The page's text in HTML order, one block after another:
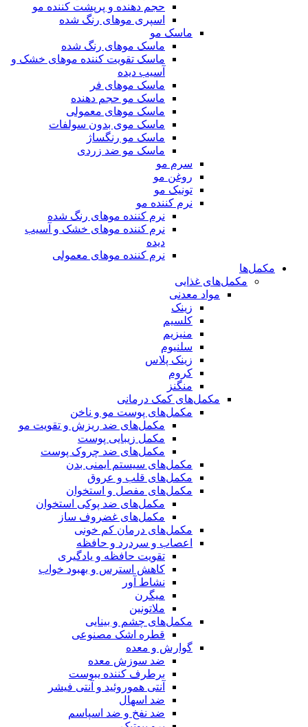
حجم دهنده و پرپشت کننده مو
اسپری موهای رنگ شده
ماسک مو
ماسک موهای رنگ شده
ماسک تقویت کننده موهای خشک و
آسیب دیده
ماسک موهای فر
ماسک مو حجم دهنده
ماسک موهای معمولی
ماسک موی بدون سولفات
ماسک مو رنگساژ
ماسک مو ضد زردی
سرم مو
روغن مو
تونیک مو
نرم کننده مو
نرم کننده موهای رنگ شده
نرم کننده موهای خشک و آسیب
دیده
نرم کننده موهای معمولی
مکمل‌ها
مکمل‌های غذایی
مواد معدنی
زینک
کلسیم
منیزیم
سلنیوم
زینک پلاس
کروم
منگنز
مکمل‌های کمک درمانی
مکمل‌های پوست مو و ناخن
مکمل‌های ضد ریزش و تقویت مو
مکمل زیبایی پوست
مکمل‌های ضد چروک پوست
مکمل‌های سیستم ایمنی بدن
مکمل‌های قلب و عروق
مکمل‌های مفصل و استخوان
مکمل‌های ضد پوکی استخوان
مکمل‌های غضروف ساز
مکمل‌های درمان کم خونی
اعصاب و سردرد و حافظه
تقویت حافظه و یادگیری
کاهش استرس و بهبود خواب
نشاط آور
میگرن
ملاتونین
مکمل‌های چشم و بینایی
قطره اشک مصنوعی
گوارش و معده
ضد سوزش معده
برطرف کننده یبوست
آنتی هموروئید و آنتی فیشر
ضد اسهال
ضد نفخ و ضد اسپاسم